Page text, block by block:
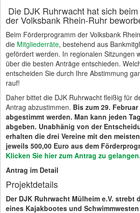
Die DJK Ruhrwacht hat sich
der Volksbank Rhein-Ruhr
Beim Förderprogramm der Volksbank
die Mitgliederräte, bestehend aus
gefördert werden. In regionalen Sitzungen
über die besten Anträge entschieden.
entscheiden Sie durch Ihre Abstimmung
rauf!
Daher bittet die DJK Ruhrwacht fleißig für
Antrag abzustimmen. Bis zum 29.
abgestimmt werden. Man kann jeden
abgeben. Unabhänig von der
erhalten die drei Vereine mit den
jeweils 500,00 Euro aus dem
Klicken Sie hier zum Antrag zu gelangen.
Antrag im Detail
Projektdetails
Der DJK Ruhrwacht Mülheim e.V. strebt
eines Kajakbootes und